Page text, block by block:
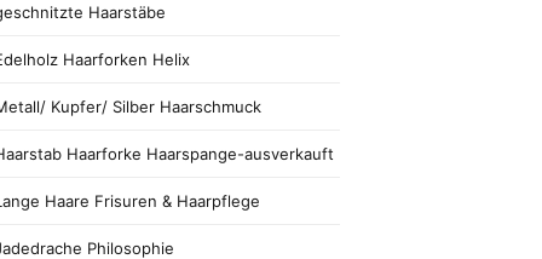
Haarstäbe
Haarforken Helix
Kupfer/ Silber Haarschmuck
Haarforke Haarspange-ausverkauft
Haare Frisuren & Haarpflege
Philosophie